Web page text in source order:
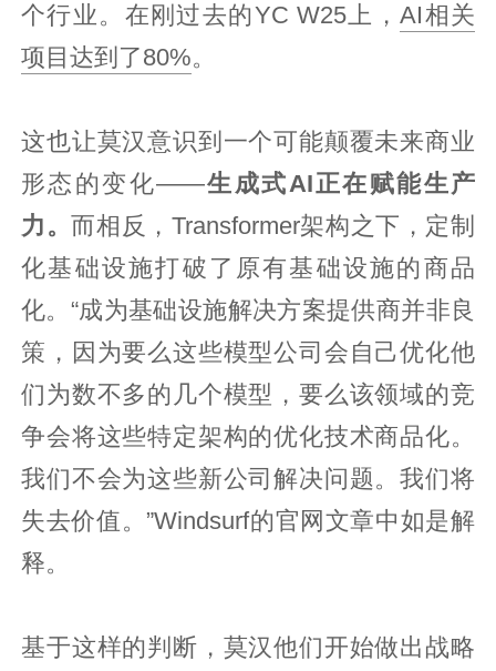
个行业。在刚过去的YC W25上，AI相关
项目达到了80%。
这也让莫汉意识到一个可能颠覆未来商业
形态的变化——生成式AI正在赋能生产
力。而相反，Transformer架构之下，定制
化基础设施打破了原有基础设施的商品
化。“成为基础设施解决方案提供商并非良
策，因为要么这些模型公司会自己优化他
们为数不多的几个模型，要么该领域的竞
争会将这些特定架构的优化技术商品化。
我们不会为这些新公司解决问题。我们将
失去价值。”Windsurf的官网文章中如是解
释。
基于这样的判断，莫汉他们开始做出战略